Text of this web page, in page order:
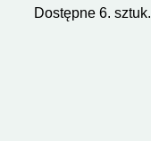
Dostępne 6. sztuk.